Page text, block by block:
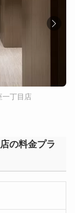
一丁目店
の料金プラ